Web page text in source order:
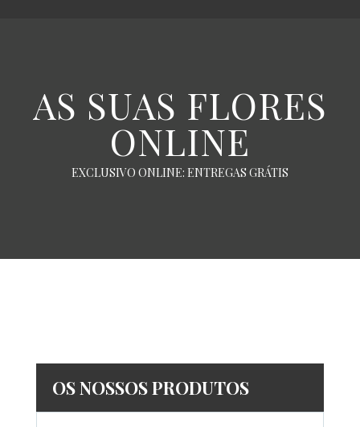
AS SUAS FLORES
ONLINE
EXCLUSIVO ONLINE: ENTREGAS GRÁTIS
OS NOSSOS PRODUTOS